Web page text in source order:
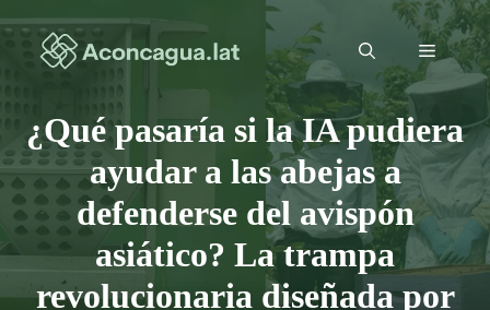
contenido
Menú
¿Qué pasaría si la IA pudiera
ayudar a las abejas a
defenderse del avispón
asiático? La trampa
revolucionaria diseñada por